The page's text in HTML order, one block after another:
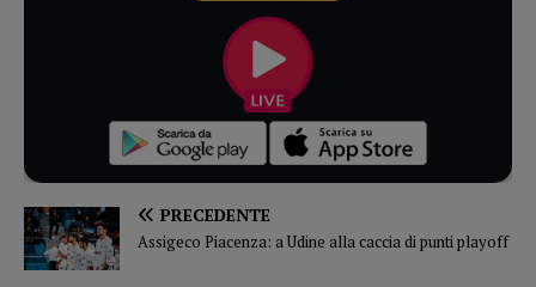
PRECEDENTE
Assigeco Piacenza: a Udine alla caccia di punti playoff